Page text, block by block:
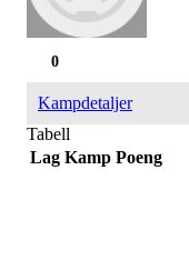
0
Kampdetaljer
Tabell
Lag Kamp Poeng